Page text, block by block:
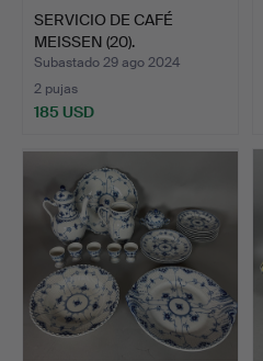
SERVICIO DE CAFÉ
MEISSEN (20).
Subastado 29 ago 2024
2 pujas
185 USD